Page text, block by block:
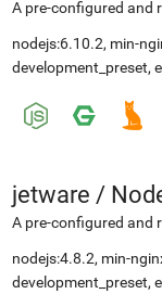
A pre-configured and
nodejs:6.10.2, min-
development_preset,
jetware /
A pre-configured and
nodejs:4.8.2, min-
development_preset,